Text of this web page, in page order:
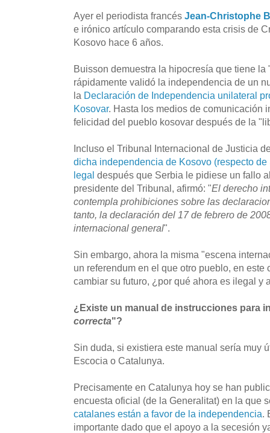
Ayer el periodista francés Jean-Christophe
e irónico artículo comparando esta crisis de
Kosovo hace 6 años.
Buisson demuestra la hipocresía que tiene
rápidamente validó la independencia de un
la Declaración de Independencia unilateral
Kosovar. Hasta los medios de comunicación
felicidad del pueblo kosovar después de la
Incluso el Tribunal Internacional de Justicia
dicha independencia de Kosovo (respecto
legal después que Serbia le pidiese un fallo
presidente del Tribunal, afirmó: "El derecho
contempla prohibiciones sobre las
tanto, la declaración del 17 de febrero de
internacional general".
Sin embargo, ahora la misma "escena
un referendum en el que otro pueblo, en
cambiar su futuro, ¿por qué ahora es ilegal y
¿Existe un manual de instrucciones para
correcta"?
Sin duda, si existiera este manual sería muy
Escocia o Catalunya.
Precisamente en Catalunya hoy se han
encuesta oficial (de la Generalitat) en la que
catalanes están a favor de la independencia.
importante dado que el apoyo a la secesión